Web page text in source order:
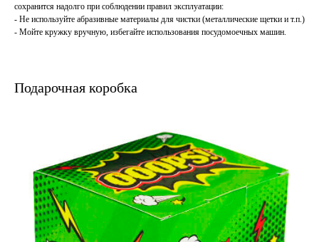
сохранится надолго при соблюдении правил эксплуатации:
- Не используйте абразивные материалы для чистки (металлические щетки и т.п.)
- Мойте кружку вручную, избегайте использования посудомоечных машин.
Подарочная коробка